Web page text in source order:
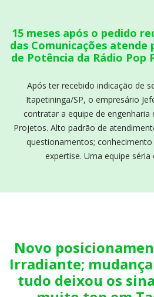
15 meses após o pedido
das Comunicações atende
de Potência da Rádio Pop
Após ter recebido indicação de
Itapetininga/SP, o empresário
contratar a equipe de engenharia
Projetos. Alto padrão de
questionamentos;
expertise. Uma equipe
Novo
Irradiante; mudança
tudo deixou os